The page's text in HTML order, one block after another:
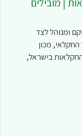
| מובילים
ומנוהל לצד
מכון
בישראל,